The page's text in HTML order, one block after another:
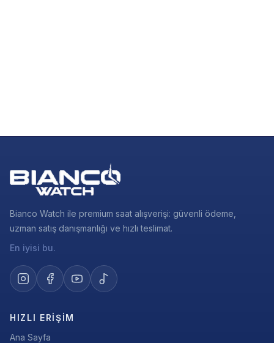
Bianco Watch ile premium saat alışverişi: güvenli ödeme,
uzman satış danışmanlığı ve hızlı teslimat.
En iyisi bu.
HIZLI ERIŞIM
Ana Sayfa